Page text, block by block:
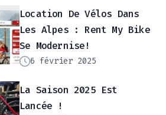
Location De Vélos Dans
Les Alpes : Rent My Bike
Se Modernise!
6 février 2025
La Saison 2025 Est
Lancée !